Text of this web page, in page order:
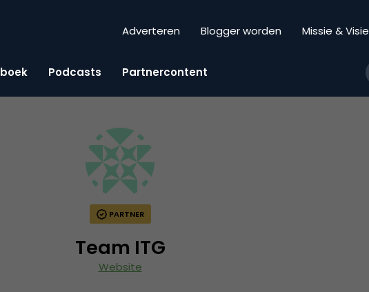
Adverteren Blogger worden Missie & Visie
Podcasts Partnercontent
PARTNER
Team ITG
Website